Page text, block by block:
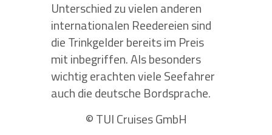
Unterschied zu vielen anderen
internationalen Reedereien sind
die Trinkgelder bereits im Preis
mit inbegriffen. Als besonders
wichtig erachten viele Seefahrer
auch die deutsche Bordsprache.
© TUI Cruises GmbH